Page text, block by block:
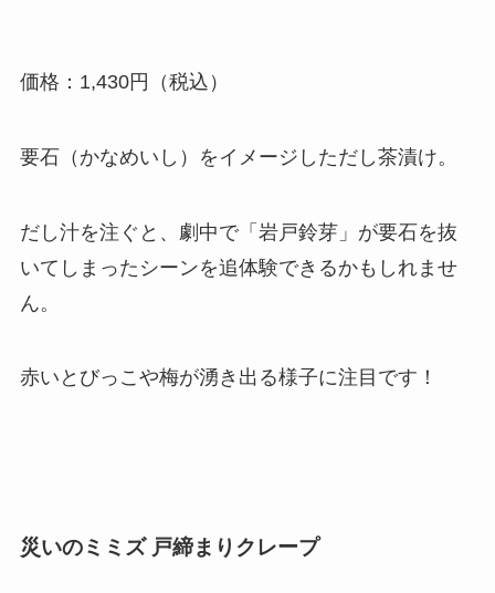
価格：1,430円（税込）
要石（かなめいし）をイメージしただし茶漬け。
だし汁を注ぐと、劇中で「岩戸鈴芽」が要石を抜
いてしまったシーンを追体験できるかもしれませ
ん。
赤いとびっこや梅が湧き出る様子に注目です！
災いのミミズ 戸締まりクレープ